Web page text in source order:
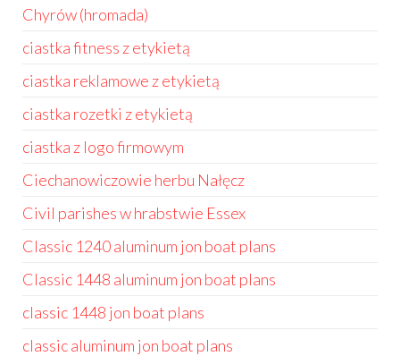
Chyrów (hromada)
ciastka fitness z etykietą
ciastka reklamowe z etykietą
ciastka rozetki z etykietą
ciastka z logo firmowym
Ciechanowiczowie herbu Nałęcz
Civil parishes w hrabstwie Essex
Classic 1240 aluminum jon boat plans
Classic 1448 aluminum jon boat plans
classic 1448 jon boat plans
classic aluminum jon boat plans